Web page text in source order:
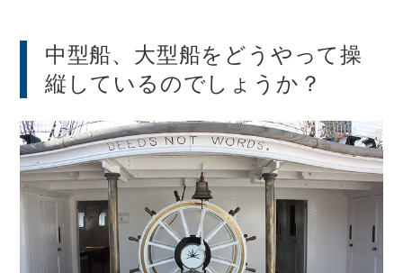
中型船、大型船をどうやって操
縦しているのでしょうか？